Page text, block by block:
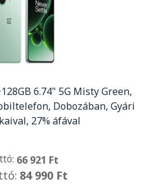
6.74" 5G Misty Green,
Dobozában, Gyári
27% áfával
66 921 Ft
84 990 Ft